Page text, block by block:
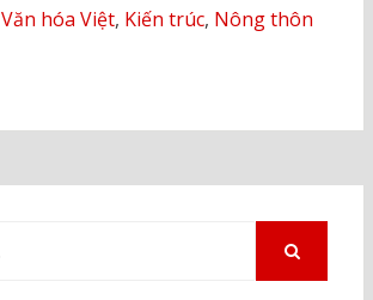
Văn hóa Việt, Kiến trúc, Nông thôn